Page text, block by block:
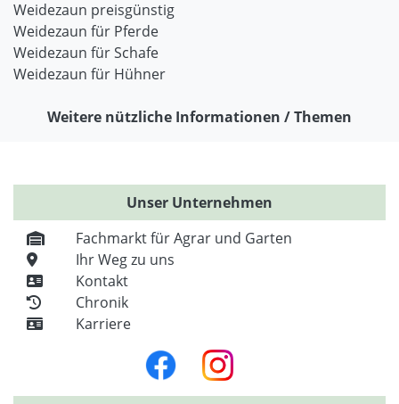
Weidezaun preisgünstig
Weidezaun für Pferde
Weidezaun für Schafe
Weidezaun für Hühner
Weitere nützliche Informationen / Themen
Unser Unternehmen
Fachmarkt für Agrar und Garten
Ihr Weg zu uns
Kontakt
Chronik
Karriere